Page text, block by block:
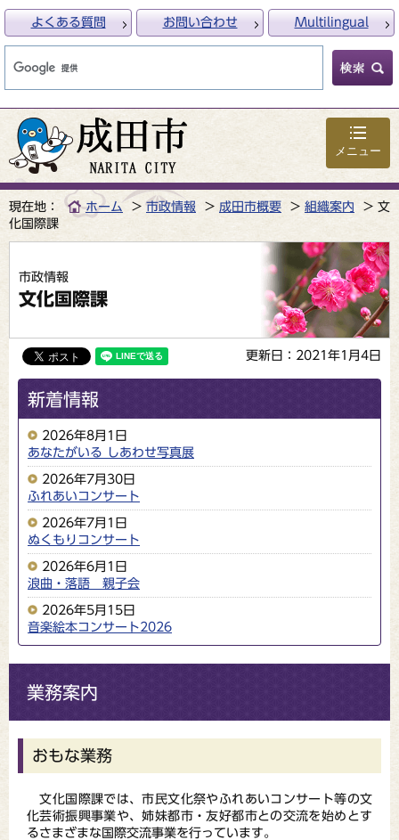
メニュー
よくある質問 お問い合わせ Multilingual
現在地： ホーム 市政情報 成田市概要 組織案内
文
化国際課
市政情報
文化国際課
更新日：2021年1月4日
新着情報
2026年8月1日
あなたがいる しあわせ写真展
2026年7月30日
ふれあいコンサート
2026年7月1日
ぬくもりコンサート
2026年6月1日
浪曲・落語 親子会
2026年5月15日
音楽絵本コンサート2026
業務案内
おもな業務
文化国際課では、市民文化祭やふれあいコンサート等の文
化芸術振興事業や、姉妹都市・友好都市との交流を始めとす
るさまざまな国際交流事業を行っています。